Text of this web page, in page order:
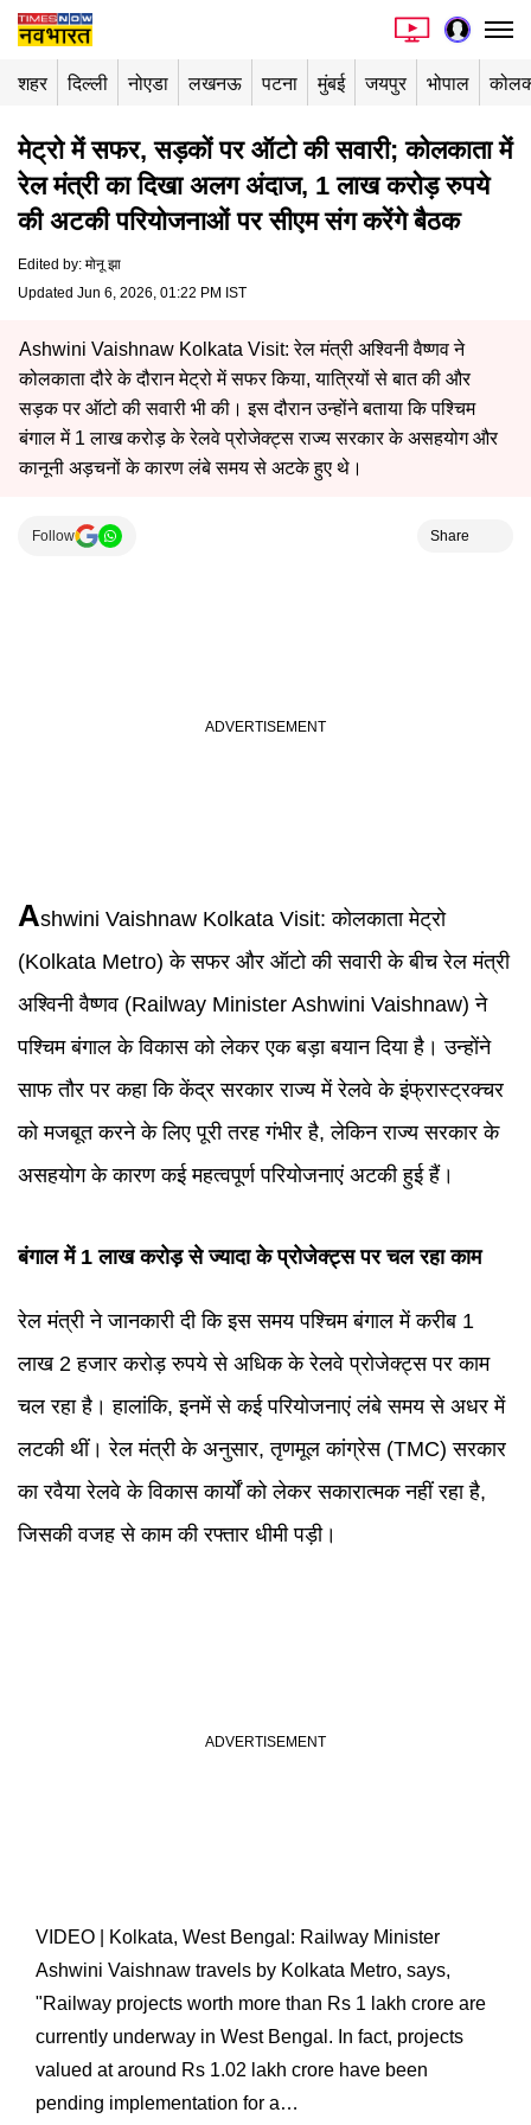
शहर दिल्ली नोएडा लखनऊ पटना मुंबई जयपुर भोपाल
मेट्रो में सफर, सड़कों पर ऑटो की सवारी; कोलकाता में
रेल मंत्री का दिखा अलग अंदाज, 1 लाख करोड़ रुपये
की अटकी परियोजनाओं पर सीएम संग करेंगे बैठक
Edited by: मोनू झा
Updated Jun 6, 2026, 01:22 PM IST
Ashwini Vaishnaw Kolkata Visit: रेल मंत्री अश्विनी वैष्णव ने
कोलकाता दौरे के दौरान मेट्रो में सफर किया, यात्रियों से बात की और
सड़क पर ऑटो की सवारी भी की। इस दौरान उन्होंने बताया कि पश्चिम
बंगाल में 1 लाख करोड़ के रेलवे प्रोजेक्ट्स राज्य सरकार के असहयोग और
कानूनी अड़चनों के कारण लंबे समय से अटके हुए थे।
Follow Share
Ashwini Vaishnaw Kolkata Visit: कोलकाता मेट्रो
(Kolkata Metro) के सफर और ऑटो की सवारी के बीच रेल मंत्री
अश्विनी वैष्णव (Railway Minister Ashwini Vaishnaw) ने
पश्चिम बंगाल के विकास को लेकर एक बड़ा बयान दिया है। उन्होंने
साफ तौर पर कहा कि केंद्र सरकार राज्य में रेलवे के इंफ्रास्ट्रक्चर
को मजबूत करने के लिए पूरी तरह गंभीर है, लेकिन राज्य सरकार के
असहयोग के कारण कई महत्वपूर्ण परियोजनाएं अटकी हुई हैं।
Playing in picture-in-picture
बंगाल में 1 लाख करोड़ से ज्यादा के प्रोजेक्ट्स पर चल रहा काम
रेल मंत्री ने जानकारी दी कि इस समय पश्चिम बंगाल में करीब 1
लाख 2 हजार करोड़ रुपये से अधिक के रेलवे प्रोजेक्ट्स पर काम
चल रहा है। हालांकि, इनमें से कई परियोजनाएं लंबे समय से अधर में
लटकी थीं। रेल मंत्री के अनुसार, तृणमूल कांग्रेस (TMC) सरकार
का रवैया रेलवे के विकास कार्यों को लेकर सकारात्मक नहीं रहा है,
जिसकी वजह से काम की रफ्तार धीमी पड़ी।
VIDEO | Kolkata, West Bengal: Railway Minister
Ashwini Vaishnaw travels by Kolkata Metro, says,
"Railway projects worth more than Rs 1 lakh crore are
currently underway in West Bengal. In fact, projects
valued at around Rs 1.02 lakh crore have been
pending implementation for a…